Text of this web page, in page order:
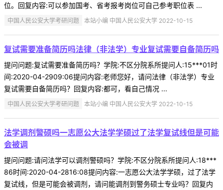
位。回复内容:可以参加国考、省考报考岗位可自己参考职位表 ...
中国人民公安大学考研问题 本站小编 中国人民公安大学 2022-10-15
复试需要准备简历吗法律（非法学）专业复试需要自备简历吗
提问问题:复试需要准备简历吗？学院:不区分院系所提问人:15***01时
间:2020-04-2909:06提问内容:老师您好，请问法律（非法学）专业
复试需要自备简历吗？回复内容:都可，看自己情况 ...
中国人民公安大学考研问题 本站小编 中国人民公安大学 2022-10-15
法学调剂警硕吗一志愿公大法学学硕过了法学复试线但是可能
会被调
提问问题:请问法学可以调剂警硕吗？学院:不区分院系所提问人:18***
86时间:2020-04-2816:08提问内容:一志愿公大法学学硕，过了法学
复试线，但是可能会被调剂，请问能调剂到警务硕士专业吗？回复内